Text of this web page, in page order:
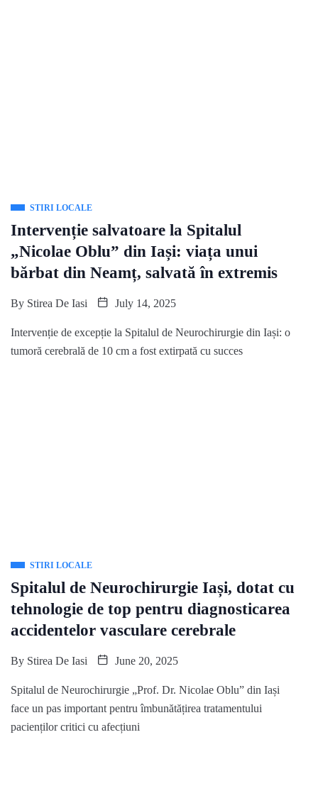
STIRI LOCALE
Intervenție salvatoare la Spitalul
„Nicolae Oblu” din Iași: viața unui
bărbat din Neamț, salvată în extremis
By Stirea De Iasi July 14, 2025
Intervenție de excepție la Spitalul de Neurochirurgie din Iași: o
tumoră cerebrală de 10 cm a fost extirpată cu succes
STIRI LOCALE
Spitalul de Neurochirurgie Iași, dotat cu
tehnologie de top pentru diagnosticarea
accidentelor vasculare cerebrale
By Stirea De Iasi June 20, 2025
Spitalul de Neurochirurgie „Prof. Dr. Nicolae Oblu” din Iași
face un pas important pentru îmbunătățirea tratamentului
pacienților critici cu afecțiuni